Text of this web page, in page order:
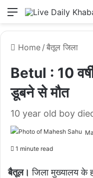
Menu
Home / बैतूल जिला
Betul : 10
डूबने से मौत
10 year old boy
1 minute read
बैतूल। जिला मुख्यालय के